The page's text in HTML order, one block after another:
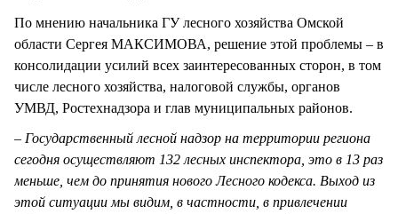
По мнению начальника ГУ лесного хозяйства Омской
области Сергея МАКСИМОВА, решение этой проблемы – в
консолидации усилий всех заинтересованных сторон, в том
числе лесного хозяйства, налоговой службы, органов
УМВД, Ростехнадзора и глав муниципальных районов.
– Государственный лесной надзор на территории региона
сегодня осуществляют 132 лесных инспектора, это в 13 раз
меньше, чем до принятия нового Лесного кодекса. Выход из
этой ситуации мы видим, в частности, в привлечении